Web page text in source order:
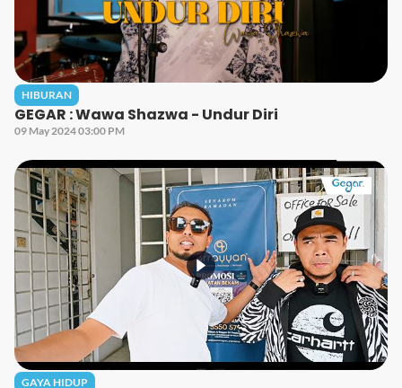
HIBURAN
GEGAR : Wawa Shazwa - Undur Diri
09 May 2024 03:00 PM
GAYA HIDUP